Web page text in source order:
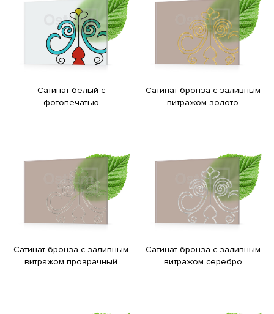
Сатинат белый с
фотопечатью
Сатинат бронза с заливным
витражом золото
Сатинат бронза с заливным
витражом прозрачный
Сатинат бронза с заливным
витражом серебро